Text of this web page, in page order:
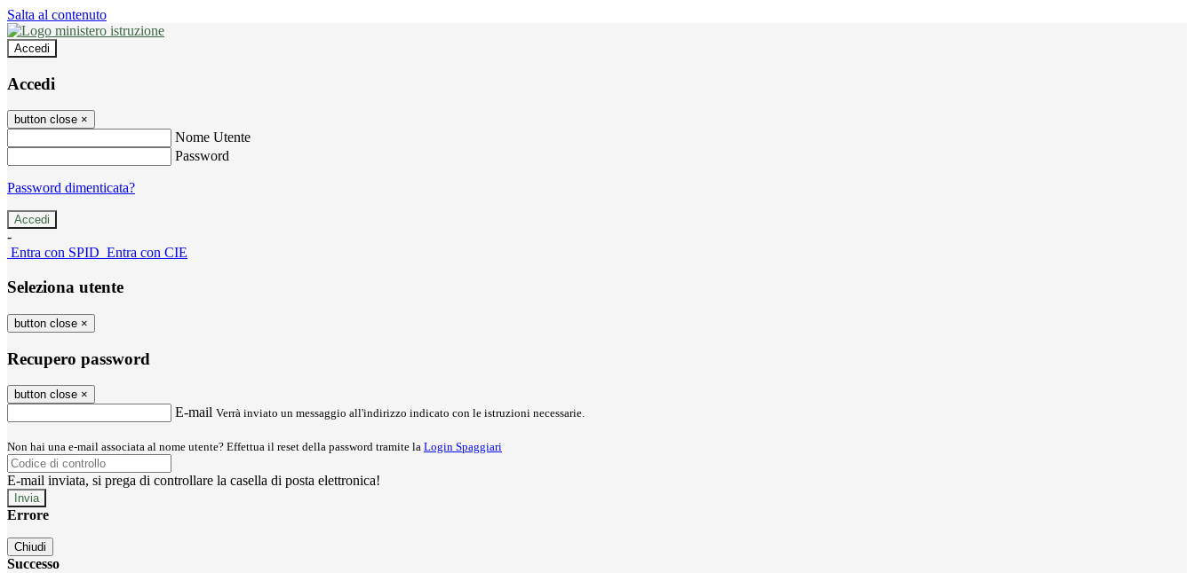
Salta al contenuto
Accedi
Accedi
button close ×
Nome Utente
Password
Password dimenticata?
-
Entra con SPID Entra con CIE
Seleziona utente
button close ×
Recupero password
button close ×
E-mail Verrà inviato un messaggio all'indirizzo indicato con le istruzioni necessarie.
Non hai una e-mail associata al nome utente? Effettua il reset della password tramite la Login Spaggiari
E-mail inviata, si prega di controllare la casella di posta elettronica!
Errore
Chiudi
Successo